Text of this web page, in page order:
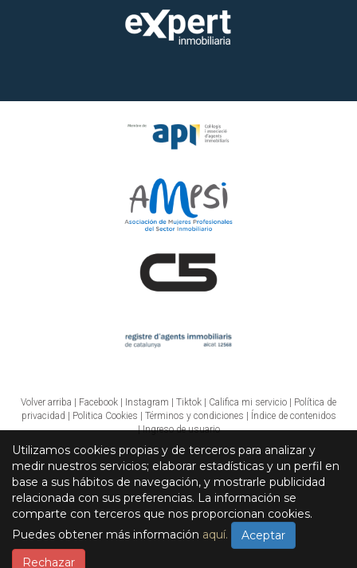
Volver arriba Facebook Instagram Tiktok Califica mi servicio
Política de
privacidad
Politica Cookies Términos y condiciones
Índice de contenidos
|Ingreso de usuario
Utilizamos cookies propias y de terceros para analizar y
medir nuestros servicios; elaborar estadísticas y un perfil en
base a sus hábitos de navegación, y mostrarle publicidad
relacionada con sus preferencias. La información se
comparte con terceros que nos proporcionan cookies.
Puedes obtener más información aquí.
Aceptar
Rechazar